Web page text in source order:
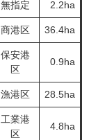
無指定 2.2ha
商港区 36.4ha
保安港
区
0.9ha
漁港区 28.5ha
工業港
区
4.8ha